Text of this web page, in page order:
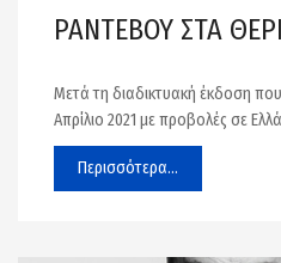
ΡΑΝΤΕΒΟΥ ΣΤΑ
Μετά τη διαδικτυακή έκδοση
Απρίλιο 2021 με προβολές σε
Περισσότερα...